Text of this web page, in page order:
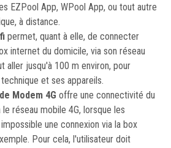
EZPool App, WPool App, ou tout autre
à distance.
permet, quant à elle, de connecter
internet du domicile, via son réseau
aller jusqu'à 100 m environ, pour
et ses appareils.
Modem 4G offre une connectivité du
réseau mobile 4G, lorsque les
une connexion via la box
Pour cela, l'utilisateur doit